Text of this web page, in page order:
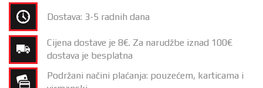
Dostava: 3-5 radnih dana
Cijena dostave je 8€. Za narudžbe iznad 100€
dostava je besplatna
Podržani načini plaćanja: pouzećem, karticama i